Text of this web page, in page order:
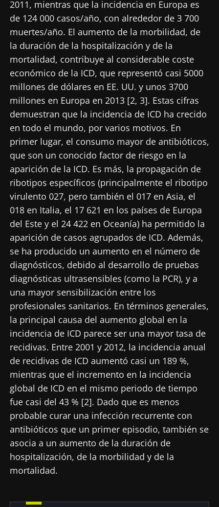
2011, mientras que la incidencia en Europa es
de 124 000 casos/año, con alrededor de 3 700
muertes/año. El aumento de la morbilidad, de
la duración de la hospitalización y de la
mortalidad, contribuye al considerable coste
económico de la ICD, que representó casi 5000
millones de dólares en EE. UU. y unos 3700
millones en Europa en 2013 [2, 3]. Estas cifras
demuestran que la incidencia de ICD ha crecido
en todo el mundo, por varios motivos. En
primer lugar, el consumo mayor de antibióticos,
que son un conocido factor de riesgo en la
aparición de la ICD. Es más, la propagación de
ribotipos específicos (principalmente el ribotipo
virulento 027, pero también el 017 en Asia, el
018 en Italia, el 17 621 en los países de Europa
del Este y el 24 422 en Oceanía) ha permitido la
aparición de casos agrupados de ICD. Además,
se ha producido un aumento en el número de
diagnósticos, debido al desarrollo de pruebas
diagnósticas ultrasensibles (como la PCR), y a
una mayor sensibilización entre los
profesionales sanitarios. En términos generales,
la principal causa del aumento global en la
incidencia de ICD parece ser una mayor tasa de
recidivas. Entre 2001 y 2012, la incidencia anual
de recidivas de ICD aumentó casi un 189 %,
mientras que el incremento en la incidencia
global de ICD en el mismo periodo de tiempo
fue casi del 43 % [2]. Dado que es menos
probable curar una infección recurrente con
antibióticos que un primer episodio, también se
asocia a un aumento de la duración de
hospitalización, de la morbilidad y de la
mortalidad.